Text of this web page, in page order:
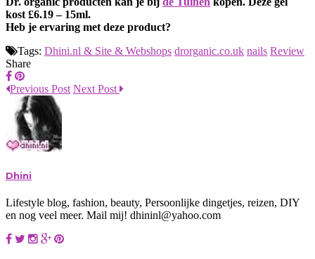
kost £6.19 – 15ml.
Heb je ervaring met deze product?
Tags: Dhini.nl & Site & Webshops drorganic.co.uk nails Review
Share
Previous Post Next Post
Dhini
Lifestyle blog, fashion, beauty, Persoonlijke dingetjes, reizen, DIY
en nog veel meer. Mail mij! dhininl@yahoo.com